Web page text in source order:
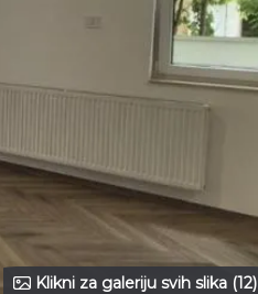
Klikni za galeriju svih slika (12)